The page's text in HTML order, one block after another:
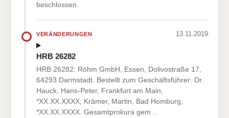
beschlossen.
VERÄNDERUNGEN 13.11.2019
HRB 26282
HRB 26282: Röhm GmbH, Essen, Dolivostraße 17,
64293 Darmstadt. Bestellt zum Geschäftsführer: Dr.
Hauck, Hans-Peter, Frankfurt am Main,
*XX.XX.XXXX; Krämer, Martin, Bad Homburg,
*XX.XX.XXXX. Gesamtprokura gem…